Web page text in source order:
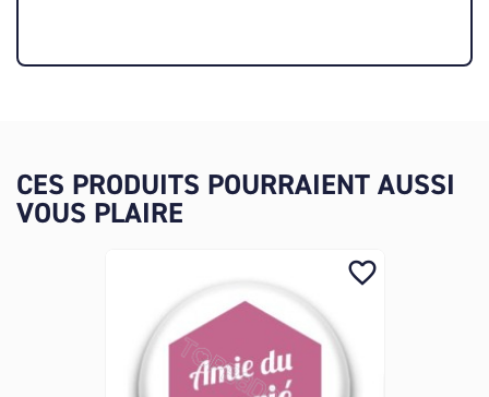
CES PRODUITS POURRAIENT AUSSI
VOUS PLAIRE
favorite_border